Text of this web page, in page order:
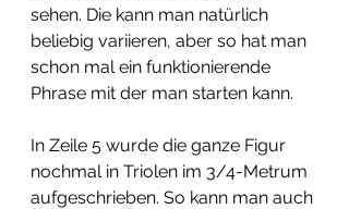
sehen. Die kann man natürlich
beliebig variieren, aber so hat man
schon mal ein funktionierende
Phrase mit der man starten kann.
In Zeile 5 wurde die ganze Figur
nochmal in Triolen im 3/4-Metrum
aufgeschrieben. So kann man auch